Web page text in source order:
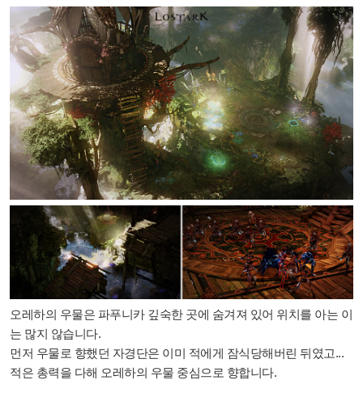
오레하의 우물은 파푸니카 깊숙한 곳에 숨겨져 있어 위치를 아는 이
는 많지 않습니다.
먼저 우물로 향했던 자경단은 이미 적에게 잠식당해버린 뒤였고...
적은 총력을 다해 오레하의 우물 중심으로 향합니다.